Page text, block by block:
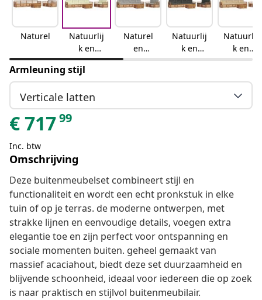
Naturel
Natuurlij
k en
crème
Naturel
en
lichtgrijs
Natuurlij
k en
antraciet
Natuurlij
k en
beige
Armleuning stijl
Verticale latten
€71799
Inc. btw
Omschrijving
Deze buitenmeubelset combineert stijl en
functionaliteit en wordt een echt pronkstuk in elke
tuin of op je terras. de moderne ontwerpen, met
strakke lijnen en eenvoudige details, voegen extra
elegantie toe en zijn perfect voor ontspanning en
sociale momenten buiten. geheel gemaakt van
massief acaciahout, biedt deze set duurzaamheid en
blijvende schoonheid, ideaal voor iedereen die op zoek
is naar praktisch en stijlvol buitenmeubilair.